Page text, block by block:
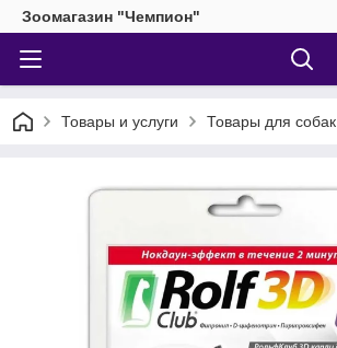
Зоомагазин "Чемпион"
Товары и услуги Товары для собак